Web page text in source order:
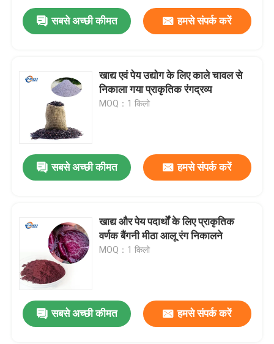
सबसे अच्छी कीमत हमसे संपर्क करें
खाद्य एवं पेय उद्योग के लिए काले चावल से
निकाला गया प्राकृतिक रंगद्रव्य
MOQ：1 किलो
सबसे अच्छी कीमत हमसे संपर्क करें
खाद्य और पेय पदार्थों के लिए प्राकृतिक
वर्णक बैंगनी मीठा आलू रंग निकालने
MOQ：1 किलो
सबसे अच्छी कीमत हमसे संपर्क करें